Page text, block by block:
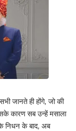
जानते ही होंगे, जो की
कारण सब उन्हें मसाला
निधन के बाद, अब